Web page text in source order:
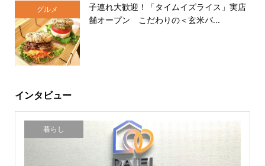
グルメ
子連れ大歓迎！「タイムイズライス」実店
舗オープン こだわりの＜玄米バ...
インタビュー
暮らし